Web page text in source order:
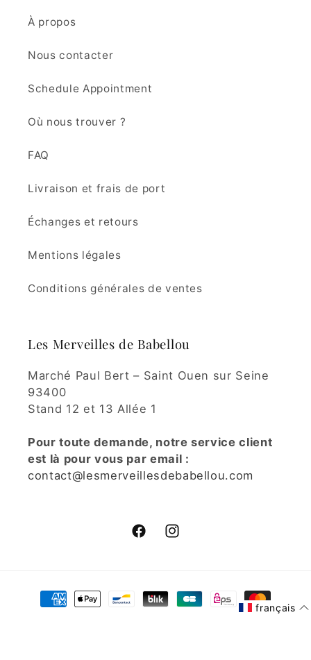
À propos
Nous contacter
Schedule Appointment
Où nous trouver ?
FAQ
Livraison et frais de port
Échanges et retours
Mentions légales
Conditions générales de ventes
Les Merveilles de Babellou
Marché Paul Bert – Saint Ouen sur Seine
93400
Stand 12 et 13 Allée 1
Pour toute demande, notre service client
est là pour vous par email :
contact@lesmerveillesdebabellou.com
FacebookInstagram
Moyens
de
français